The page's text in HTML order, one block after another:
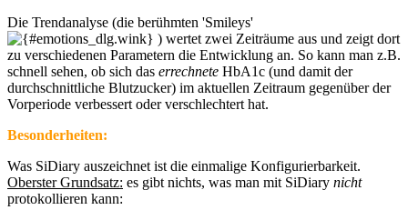
Die Trendanalyse (die berühmten 'Smileys'
) wertet zwei Zeiträume aus und zeigt dort
zu verschiedenen Parametern die Entwicklung an. So kann man z.B.
schnell sehen, ob sich das errechnete HbA1c (und damit der
durchschnittliche Blutzucker) im aktuellen Zeitraum gegenüber der
Vorperiode verbessert oder verschlechtert hat.
Besonderheiten:
Was SiDiary auszeichnet ist die einmalige Konfigurierbarkeit.
Oberster Grundsatz: es gibt nichts, was man mit SiDiary nicht
protokollieren kann: